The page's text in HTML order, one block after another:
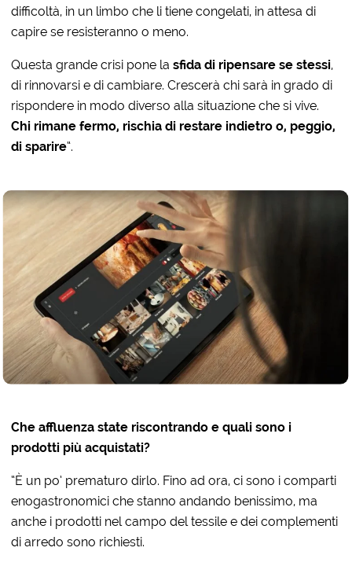
difficoltà, in un limbo che li tiene congelati, in attesa di
capire se resisteranno o meno.
Questa grande crisi pone lasfida di ripensare se stessi,
di rinnovarsi e di cambiare. Crescerà chi sarà in grado di
rispondere in modo diverso alla situazione che si vive.
Chi rimane fermo, rischia di restare indietro o, peggio,
di sparire“.
Che affluenza state riscontrando e quali sono i
prodotti più acquistati?
“È un po’ prematuro dirlo. Fino ad ora, ci sono i comparti
enogastronomici che stanno andando benissimo, ma
anche i prodotti nel campo del tessile e dei complementi
di arredo sono richiesti.